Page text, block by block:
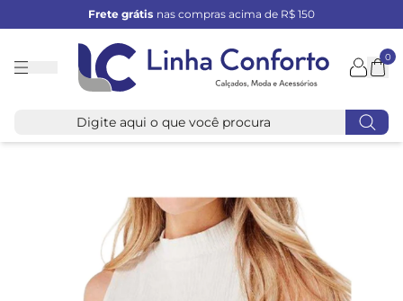
Frete grátis nas compras acima de R$ 150
Linha
0